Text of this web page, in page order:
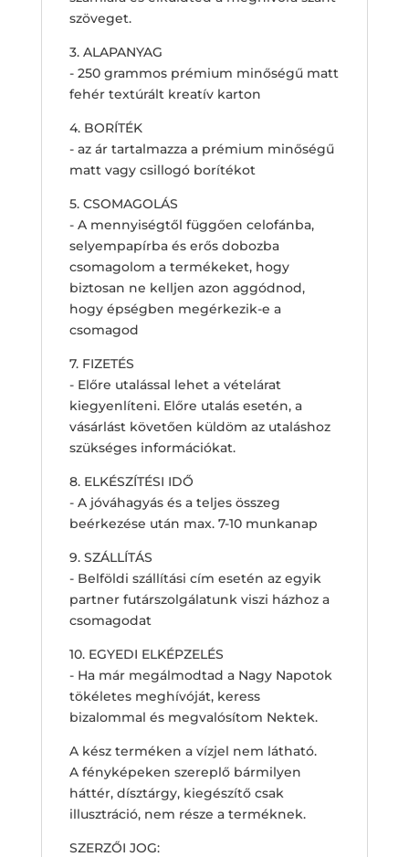
szöveget.
3. ALAPANYAG
- 250 grammos prémium minőségű matt
fehér textúrált kreatív karton
4. BORÍTÉK
- az ár tartalmazza a prémium minőségű
matt vagy csillogó borítékot
5. CSOMAGOLÁS
- A mennyiségtől függően celofánba,
selyempapírba és erős dobozba
csomagolom a termékeket, hogy
biztosan ne kelljen azon aggódnod,
hogy épségben megérkezik-e a
csomagod
7. FIZETÉS
- Előre utalással lehet a vételárat
kiegyenlíteni. Előre utalás esetén, a
vásárlást követően küldöm az utaláshoz
szükséges információkat.
8. ELKÉSZÍTÉSI IDŐ
- A jóváhagyás és a teljes összeg
beérkezése után max. 7-10 munkanap
9. SZÁLLÍTÁS
- Belföldi szállítási cím esetén az egyik
partner futárszolgálatunk viszi házhoz a
csomagodat
10. EGYEDI ELKÉPZELÉS
- Ha már megálmodtad a Nagy Napotok
tökéletes meghívóját, keress
bizalommal és megvalósítom Nektek.
A kész terméken a vízjel nem látható.
A fényképeken szereplő bármilyen
háttér, dísztárgy, kiegészítő csak
illusztráció, nem része a terméknek.
SZERZŐI JOG: